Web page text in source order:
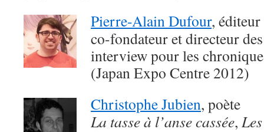
Pierre-Alain Dufour, éditeur
co-fondateur et directeur
interview pour les
(Japan Expo Centre 2012)
Christophe Jubien, poète
La tasse à l’anse cassée,